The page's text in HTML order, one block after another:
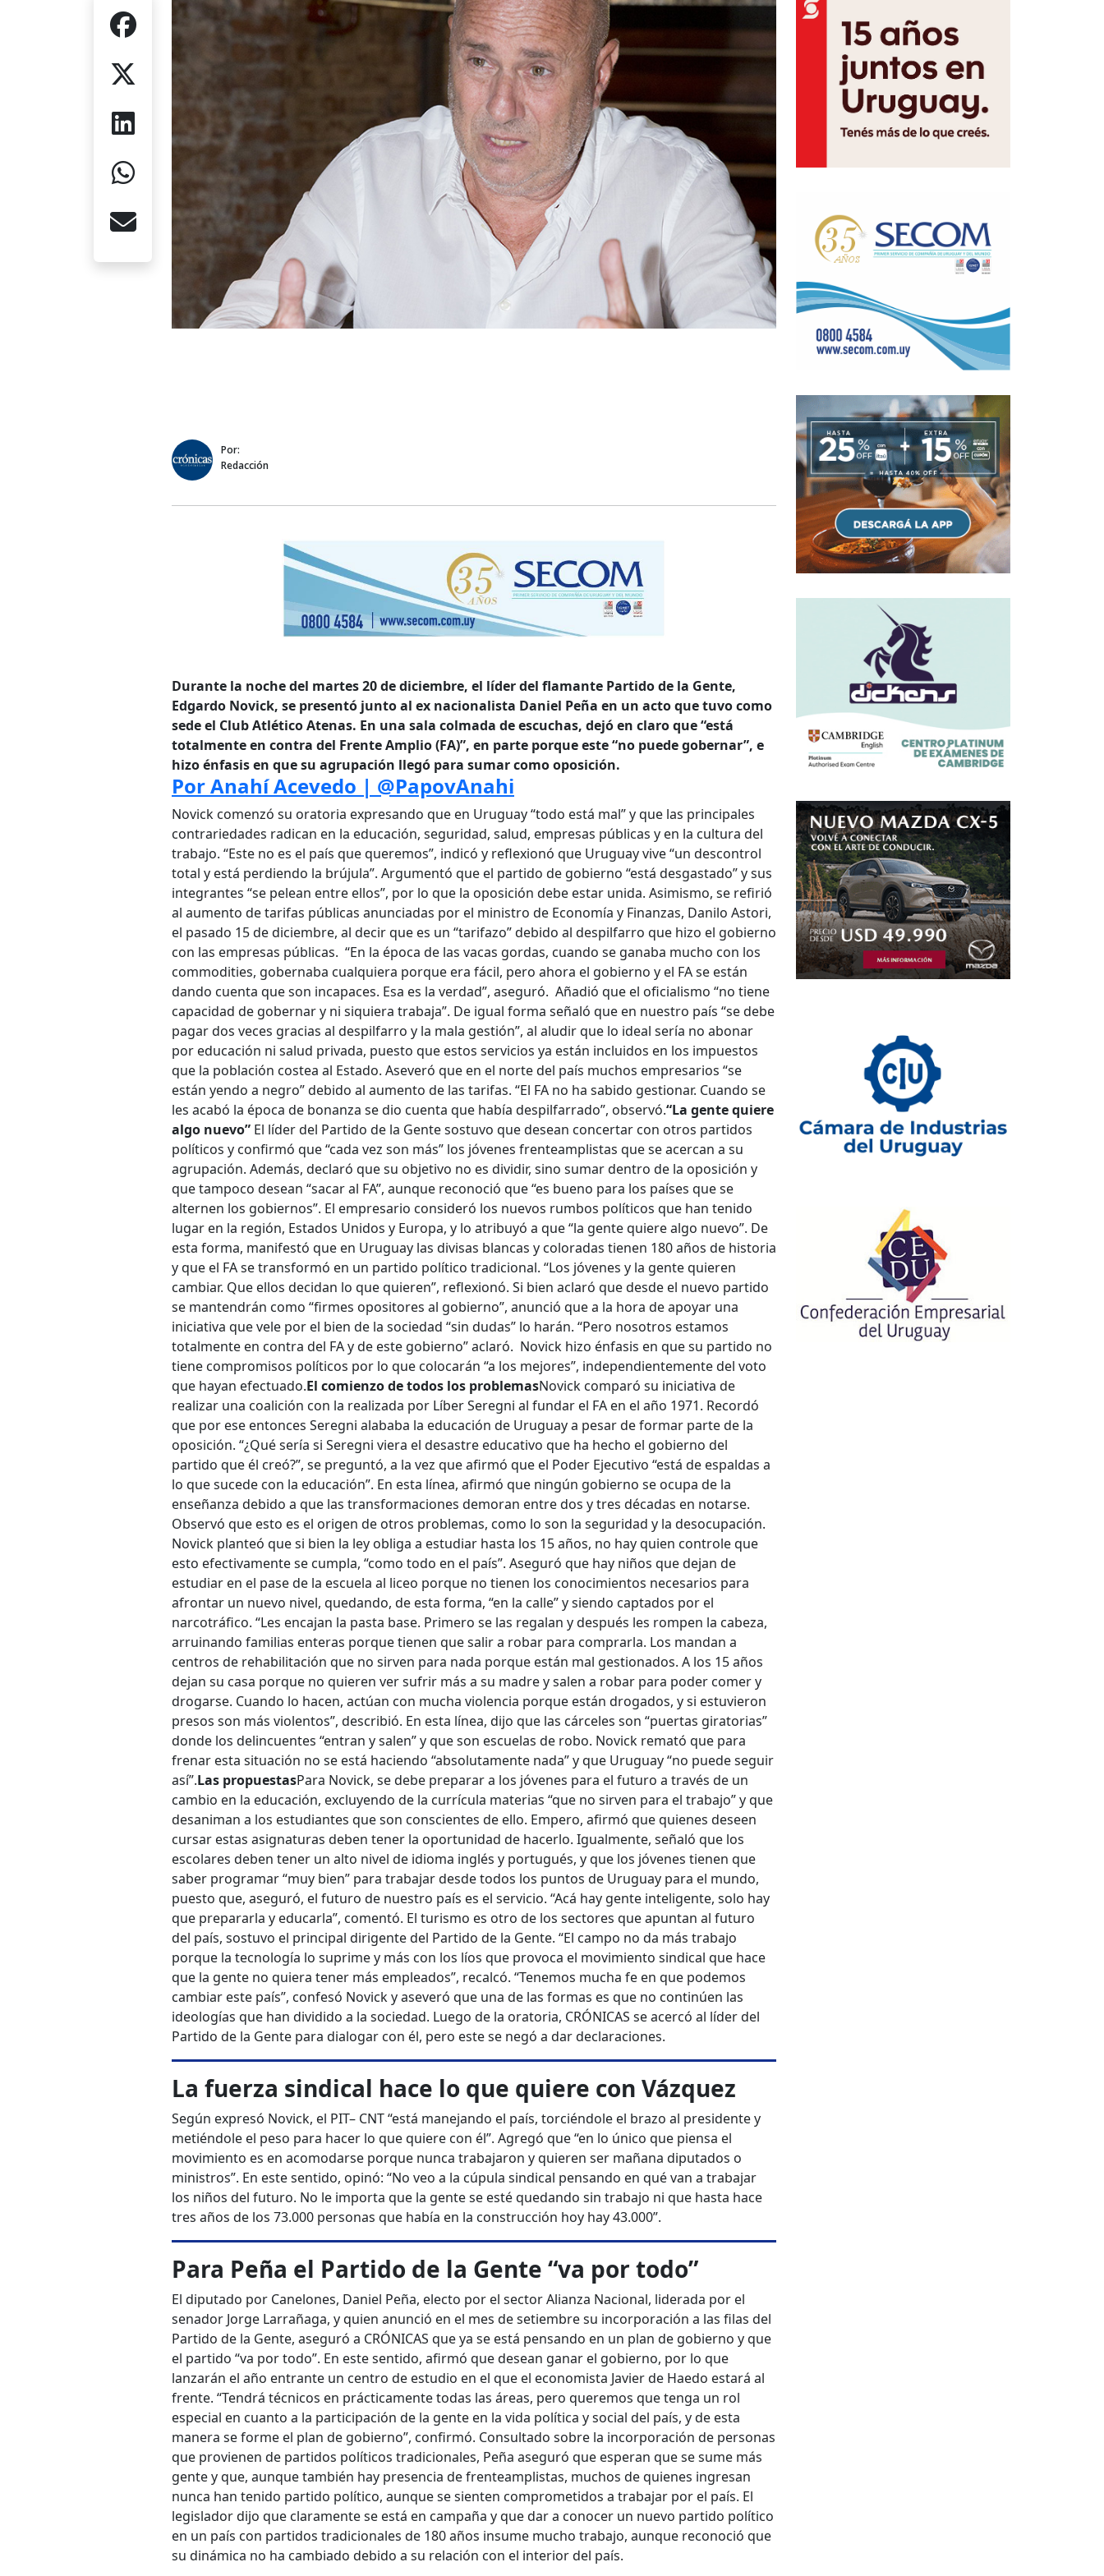
Por:
Redacción
Durante la noche del martes 20 de diciembre, el líder del flamante Partido de la Gente,
Edgardo Novick, se presentó junto al ex nacionalista Daniel Peña en un acto que tuvo como
sede el Club Atlético Atenas. En una sala colmada de escuchas, dejó en claro que “está
totalmente en contra del Frente Amplio (FA)”, en parte porque este “no puede gobernar”, e
hizo énfasis en que su agrupación llegó para sumar como oposición.
Por Anahí Acevedo | @PapovAnahi
Novick comenzó su oratoria expresando que en Uruguay “todo está mal” y que las principales
contrariedades radican en la educación, seguridad, salud, empresas públicas y en la cultura del
trabajo. “Este no es el país que queremos”, indicó y reflexionó que Uruguay vive “un descontrol
total y está perdiendo la brújula”. Argumentó que el partido de gobierno “está desgastado” y sus
integrantes “se pelean entre ellos”, por lo que la oposición debe estar unida. Asimismo, se refirió
al aumento de tarifas públicas anunciadas por el ministro de Economía y Finanzas, Danilo Astori,
el pasado 15 de diciembre, al decir que es un “tarifazo” debido al despilfarro que hizo el gobierno
con las empresas públicas. “En la época de las vacas gordas, cuando se ganaba mucho con los
commodities, gobernaba cualquiera porque era fácil, pero ahora el gobierno y el FA se están
dando cuenta que son incapaces. Esa es la verdad”, aseguró. Añadió que el oficialismo “no tiene
capacidad de gobernar y ni siquiera trabaja”. De igual forma señaló que en nuestro país “se debe
pagar dos veces gracias al despilfarro y la mala gestión”, al aludir que lo ideal sería no abonar
por educación ni salud privada, puesto que estos servicios ya están incluidos en los impuestos
que la población costea al Estado. Aseveró que en el norte del país muchos empresarios “se
están yendo a negro” debido al aumento de las tarifas. “El FA no ha sabido gestionar. Cuando se
les acabó la época de bonanza se dio cuenta que había despilfarrado”, observó.“La gente quiere
algo nuevo” El líder del Partido de la Gente sostuvo que desean concertar con otros partidos
políticos y confirmó que “cada vez son más” los jóvenes frenteamplistas que se acercan a su
agrupación. Además, declaró que su objetivo no es dividir, sino sumar dentro de la oposición y
que tampoco desean “sacar al FA”, aunque reconoció que “es bueno para los países que se
alternen los gobiernos”. El empresario consideró los nuevos rumbos políticos que han tenido
lugar en la región, Estados Unidos y Europa, y lo atribuyó a que “la gente quiere algo nuevo”. De
esta forma, manifestó que en Uruguay las divisas blancas y coloradas tienen 180 años de historia
y que el FA se transformó en un partido político tradicional. “Los jóvenes y la gente quieren
cambiar. Que ellos decidan lo que quieren”, reflexionó. Si bien aclaró que desde el nuevo partido
se mantendrán como “firmes opositores al gobierno”, anunció que a la hora de apoyar una
iniciativa que vele por el bien de la sociedad “sin dudas” lo harán. “Pero nosotros estamos
totalmente en contra del FA y de este gobierno” aclaró. Novick hizo énfasis en que su partido no
tiene compromisos políticos por lo que colocarán “a los mejores”, independientemente del voto
que hayan efectuado.El comienzo de todos los problemasNovick comparó su iniciativa de
realizar una coalición con la realizada por Líber Seregni al fundar el FA en el año 1971. Recordó
que por ese entonces Seregni alababa la educación de Uruguay a pesar de formar parte de la
oposición. “¿Qué sería si Seregni viera el desastre educativo que ha hecho el gobierno del
partido que él creó?”, se preguntó, a la vez que afirmó que el Poder Ejecutivo “está de espaldas a
lo que sucede con la educación”. En esta línea, afirmó que ningún gobierno se ocupa de la
enseñanza debido a que las transformaciones demoran entre dos y tres décadas en notarse.
Observó que esto es el origen de otros problemas, como lo son la seguridad y la desocupación.
Novick planteó que si bien la ley obliga a estudiar hasta los 15 años, no hay quien controle que
esto efectivamente se cumpla, “como todo en el país”. Aseguró que hay niños que dejan de
estudiar en el pase de la escuela al liceo porque no tienen los conocimientos necesarios para
afrontar un nuevo nivel, quedando, de esta forma, “en la calle” y siendo captados por el
narcotráfico. “Les encajan la pasta base. Primero se las regalan y después les rompen la cabeza,
arruinando familias enteras porque tienen que salir a robar para comprarla. Los mandan a
centros de rehabilitación que no sirven para nada porque están mal gestionados. A los 15 años
dejan su casa porque no quieren ver sufrir más a su madre y salen a robar para poder comer y
drogarse. Cuando lo hacen, actúan con mucha violencia porque están drogados, y si estuvieron
presos son más violentos”, describió. En esta línea, dijo que las cárceles son “puertas giratorias”
donde los delincuentes “entran y salen” y que son escuelas de robo. Novick remató que para
frenar esta situación no se está haciendo “absolutamente nada” y que Uruguay “no puede seguir
así”.Las propuestasPara Novick, se debe preparar a los jóvenes para el futuro a través de un
cambio en la educación, excluyendo de la currícula materias “que no sirven para el trabajo” y que
desaniman a los estudiantes que son conscientes de ello. Empero, afirmó que quienes deseen
cursar estas asignaturas deben tener la oportunidad de hacerlo. Igualmente, señaló que los
escolares deben tener un alto nivel de idioma inglés y portugués, y que los jóvenes tienen que
saber programar “muy bien” para trabajar desde todos los puntos de Uruguay para el mundo,
puesto que, aseguró, el futuro de nuestro país es el servicio. “Acá hay gente inteligente, solo hay
que prepararla y educarla”, comentó. El turismo es otro de los sectores que apuntan al futuro
del país, sostuvo el principal dirigente del Partido de la Gente. “El campo no da más trabajo
porque la tecnología lo suprime y más con los líos que provoca el movimiento sindical que hace
que la gente no quiera tener más empleados”, recalcó. “Tenemos mucha fe en que podemos
cambiar este país”, confesó Novick y aseveró que una de las formas es que no continúen las
ideologías que han dividido a la sociedad. Luego de la oratoria, CRÓNICAS se acercó al líder del
Partido de la Gente para dialogar con él, pero este se negó a dar declaraciones.
La fuerza sindical hace lo que quiere con Vázquez
Según expresó Novick, el PIT– CNT “está manejando el país, torciéndole el brazo al presidente y
metiéndole el peso para hacer lo que quiere con él”. Agregó que “en lo único que piensa el
movimiento es en acomodarse porque nunca trabajaron y quieren ser mañana diputados o
ministros”. En este sentido, opinó: “No veo a la cúpula sindical pensando en qué van a trabajar
los niños del futuro. No le importa que la gente se esté quedando sin trabajo ni que hasta hace
tres años de los 73.000 personas que había en la construcción hoy hay 43.000”.
Para Peña el Partido de la Gente “va por todo”
El diputado por Canelones, Daniel Peña, electo por el sector Alianza Nacional, liderada por el
senador Jorge Larrañaga, y quien anunció en el mes de setiembre su incorporación a las filas del
Partido de la Gente, aseguró a CRÓNICAS que ya se está pensando en un plan de gobierno y que
el partido “va por todo”. En este sentido, afirmó que desean ganar el gobierno, por lo que
lanzarán el año entrante un centro de estudio en el que el economista Javier de Haedo estará al
frente. “Tendrá técnicos en prácticamente todas las áreas, pero queremos que tenga un rol
especial en cuanto a la participación de la gente en la vida política y social del país, y de esta
manera se forme el plan de gobierno”, confirmó. Consultado sobre la incorporación de personas
que provienen de partidos políticos tradicionales, Peña aseguró que esperan que se sume más
gente y que, aunque también hay presencia de frenteamplistas, muchos de quienes ingresan
nunca han tenido partido político, aunque se sienten comprometidos a trabajar por el país. El
legislador dijo que claramente se está en campaña y que dar a conocer un nuevo partido político
en un país con partidos tradicionales de 180 años insume mucho trabajo, aunque reconoció que
su dinámica no ha cambiado debido a su relación con el interior del país.